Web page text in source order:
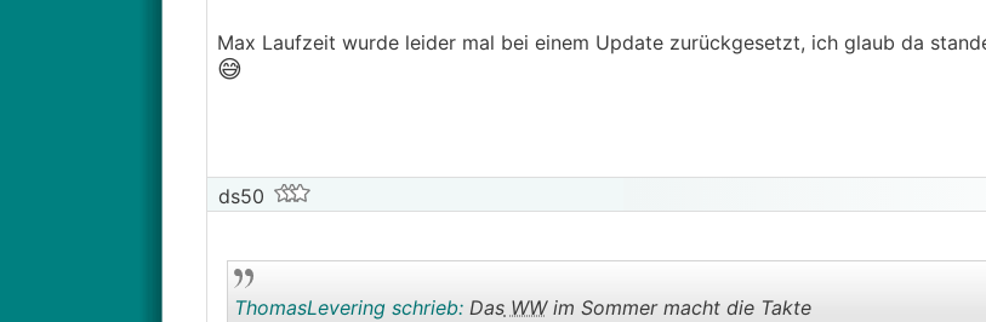
Max Laufzeit wurde leider mal bei einem Update zurückgesetzt, ich glaub da
😅
ds50
ThomasLevering schrieb:DasWWim Sommer macht die Takte